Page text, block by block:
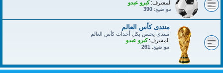
المشرف: كبرو عبدو
مواضيع: 390
منتدى كأس العالم
منتدى يختص بكل أحداث كأس العالم
المشرف: كبرو عبدو
مواضيع: 261